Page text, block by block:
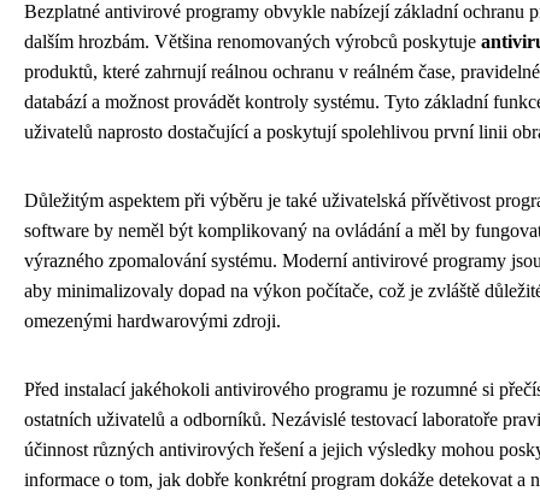
Bezplatné antivirové programy obvykle nabízejí základní ochranu
dalším hrozbám. Většina renomovaných výrobců poskytuje
produktů, které zahrnují reálnou ochranu v reálném čase,
databází a možnost provádět kontroly systému. Tyto základní
uživatelů naprosto dostačující a poskytují spolehlivou první linii
Důležitým aspektem při výběru je také uživatelská přívětivost
software by neměl být komplikovaný na ovládání a měl by
výrazného zpomalování systému. Moderní antivirové programy
aby minimalizovaly dopad na výkon počítače, což je zvláště
omezenými hardwarovými zdroji.
Před instalací jakéhokoli antivirového programu je rozumné si
ostatních uživatelů a odborníků. Nezávislé testovací laboratoře
účinnost různých antivirových řešení a jejich výsledky mohou
informace o tom, jak dobře konkrétní program dokáže detekovat a